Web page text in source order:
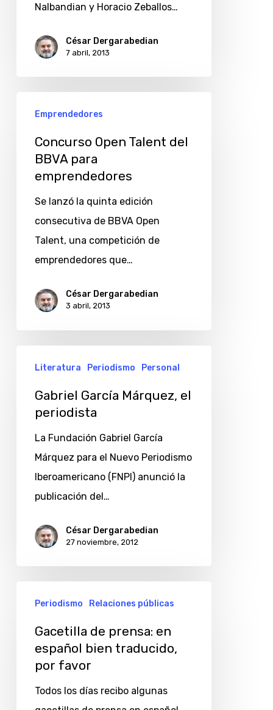
Nalbandian y Horacio Zeballos…
César Dergarabedian
7 abril, 2013
Open
Talent
BBVA
para
emprendedores
Emprendedores
Concurso Open Talent del
BBVA para
emprendedores
Se lanzó la quinta edición
consecutiva de BBVA Open
Talent, una competición de
emprendedores que…
César Dergarabedian
3 abril, 2013
García
Márquez,
periodista
Literatura Periodismo Personal
Gabriel García Márquez, el
periodista
La Fundación Gabriel García
Márquez para el Nuevo Periodismo
Iberoamericano (FNPI) anunció la
publicación del…
César Dergarabedian
27 noviembre, 2012
prensa:
español
traducido,
Periodismo Relaciones públicas
Gacetilla de prensa: en
español bien traducido,
por favor
Todos los días recibo algunas